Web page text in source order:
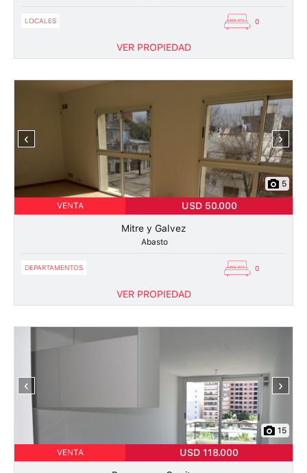
LOCALES 0
VER PROPIEDAD
‹ ›
5
VENTA USD 50.000
Mitre y Galvez
Abasto
DEPARTAMENTOS 0
VER PROPIEDAD
‹ ›
15
VENTA USD 118.000